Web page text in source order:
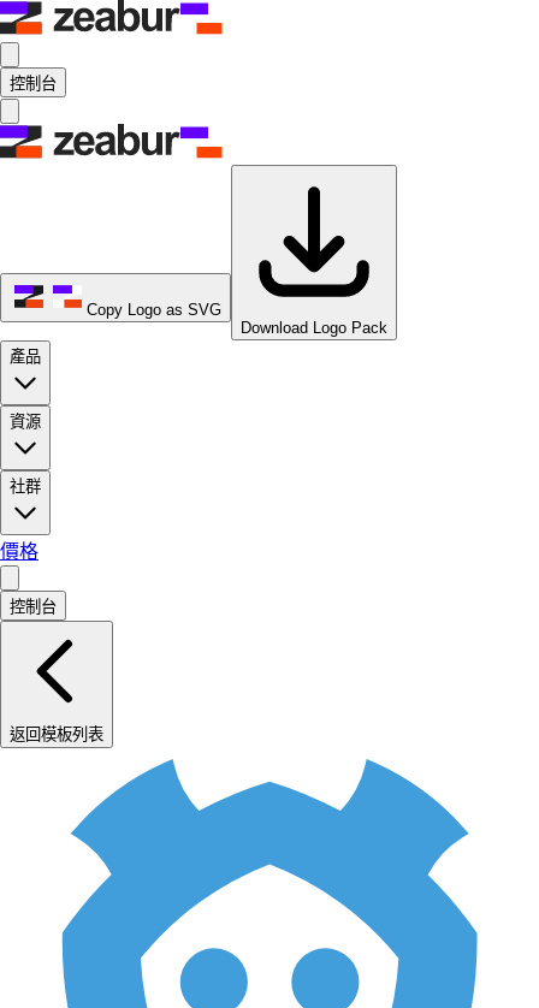
控制台
Copy Logo as SVG
Download Logo Pack
產品
資源
社群
價格
控制台
返回模板列表